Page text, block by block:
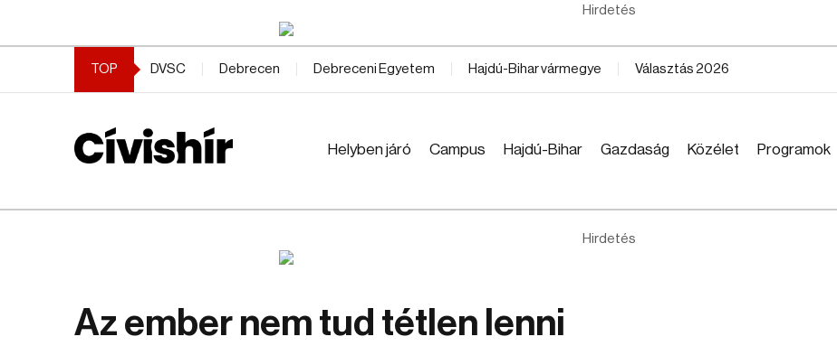
Hirdetés
TOP DVSC Debrecen Debreceni Egyetem Hajdú-Bihar vármegye Választás 2026
Helyben járó Campus Hajdú-Bihar Gazdaság Közélet Programok
Hirdetés
Az ember nem tud tétlen lenni